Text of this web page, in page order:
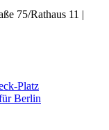
75/Rathaus 11 |
Platz
Berlin